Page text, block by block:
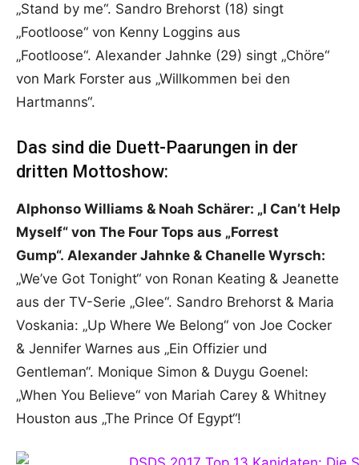
„Stand by me“. Sandro Brehorst (18) singt
„Footloose“ von Kenny Loggins aus
„Footloose“. Alexander Jahnke (29) singt „Chöre“
von Mark Forster aus „Willkommen bei den
Hartmanns“.
Das sind die Duett-Paarungen in der
dritten Mottoshow:
Alphonso Williams & Noah Schärer: „I Can’t Help
Myself“ von The Four Tops aus „Forrest
Gump“. Alexander Jahnke & Chanelle Wyrsch:
„We’ve Got Tonight“ von Ronan Keating & Jeanette
aus der TV-Serie „Glee“. Sandro Brehorst & Maria
Voskania: „Up Where We Belong“ von Joe Cocker
& Jennifer Warnes aus „Ein Offizier und
Gentleman“. Monique Simon & Duygu Goenel:
„When You Believe“ von Mariah Carey & Whitney
Houston aus „The Prince Of Egypt“!